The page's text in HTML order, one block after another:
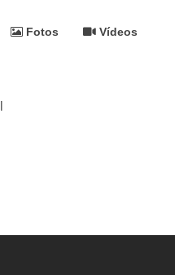
Fotos Vídeos